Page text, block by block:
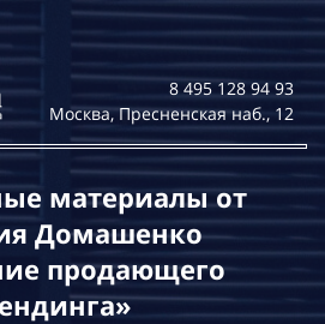
8 495 128 94 93
Москва, Пресненская наб., 12
материалы от
Домашенко
продающего
»